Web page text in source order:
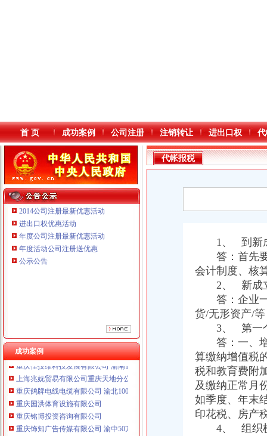
本站导航
首 页 成功案例 公司注册 注销转让 进出口权
2014公司注册最新优惠活动
进出口权优惠活动
年度公司注册最新优惠活动
年度活动公司注册送优惠
公示公告
成功案例
重庆鸽牌电线电缆有限公司 渝北10010万 (进出口权)
重庆国洪体育设施有限公司
重庆欧氏科技发展有限公司 渝九50万 （进出口权）
重庆盛旗投资咨询有限公司 渝中10万 （工商注册）
重庆佳技维科技发展有限公司 渝南100万 （进出口权）
上海兆妩贸易有限公司重庆天地分公司 渝中 （工商注册）
重庆鸽牌电线电缆有限公司 渝北10010万 (进出口权)
重庆国洪体育设施有限公司
重庆铭博投资咨询有限公司
重庆饰知广告传媒有限公司 渝中50万 （工商注册）
重庆朗熙贷款咨询有限公司 渝南 （工商注册）
代帐报税
1、 到新成
答：首先要
会计制度、核
2、 新成立
答：企业一
货/无形资产/
3、 第一个
答：一、增
算缴纳增值税
税和教育费附
及缴纳正常月
如季度、年末
印花税、房产
4、 组织机